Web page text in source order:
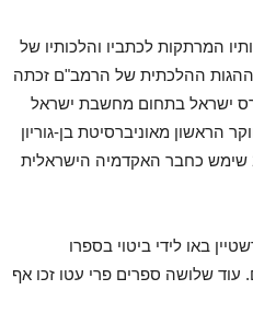
המרתקות לכתביו והלכותיו של
ההגות ההלכתית של הרמב"ם זכתה
ישראל בתחום מחשבת ישראל
היה החוקר הראשון מאוניברסיטת בן-גוריון
שזכה בפרס היוקרתי. משנת 2007 שימש כחבר האקדמיה הישראלית
באו לידי ביטוי בספרו
שלושה ספרים פרי עטו זכו אף